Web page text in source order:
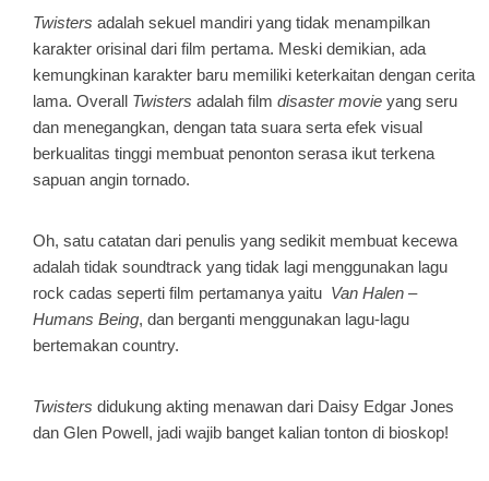
Twisters adalah sekuel mandiri yang tidak menampilkan
karakter orisinal dari film pertama. Meski demikian, ada
kemungkinan karakter baru memiliki keterkaitan dengan cerita
lama. Overall Twisters adalah film disaster movie yang seru
dan menegangkan, dengan tata suara serta efek visual
berkualitas tinggi membuat penonton serasa ikut terkena
sapuan angin tornado.
Oh, satu catatan dari penulis yang sedikit membuat kecewa
adalah tidak soundtrack yang tidak lagi menggunakan lagu
rock cadas seperti film pertamanya yaitu Van Halen –
Humans Being, dan berganti menggunakan lagu-lagu
bertemakan country.
Twisters didukung akting menawan dari Daisy Edgar Jones
dan Glen Powell, jadi wajib banget kalian tonton di bioskop!